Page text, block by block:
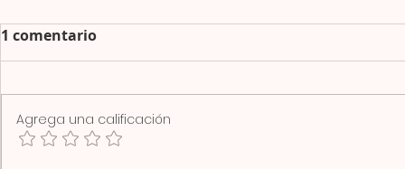
1 comentario
Agrega una calificación